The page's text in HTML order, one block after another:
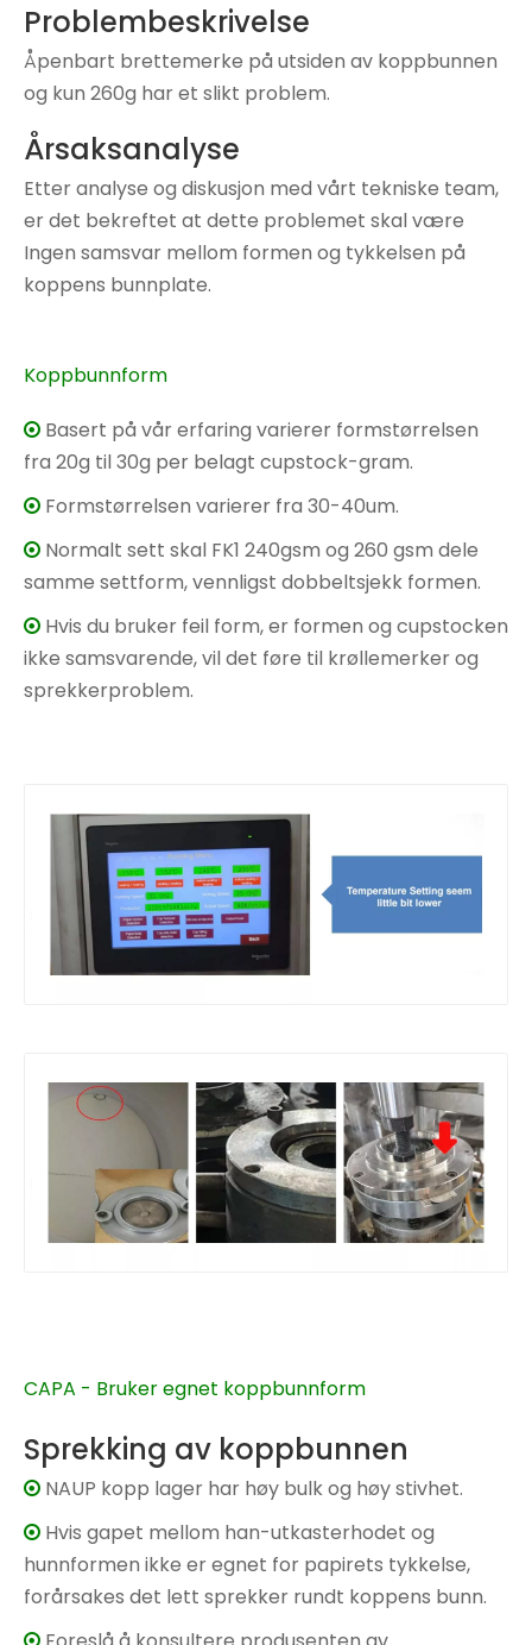
Problembeskrivelse
Åpenbart brettemerke på utsiden av koppbunnen
og kun 260g har et slikt problem.
Årsaksanalyse
Etter analyse og diskusjon med vårt tekniske team,
er det bekreftet at dette problemet skal være
Ingen samsvar mellom formen og tykkelsen på
koppens bunnplate.
Koppbunnform
 Basert på vår erfaring varierer formstørrelsen
fra 20g til 30g per belagt cupstock-gram.
 Formstørrelsen varierer fra 30-40um.
 Normalt sett skal FK1 240gsm og 260 gsm dele
samme settform, vennligst dobbeltsjekk formen.
 Hvis du bruker feil form, er formen og cupstocken
ikke samsvarende, vil det føre til krøllemerker og
sprekkerproblem.
CAPA - Bruker egnet koppbunnform
Sprekking av koppbunnen
 NAUP kopp lager har høy bulk og høy stivhet.
 Hvis gapet mellom han-utkasterhodet og
hunnformen ikke er egnet for papirets tykkelse,
forårsakes det lett sprekker rundt koppens bunn.
